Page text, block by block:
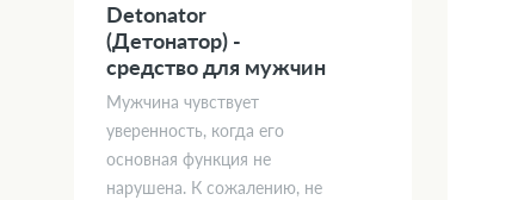
Detonator
(Детонатор) -
средство для мужчин
Мужчина чувствует
уверенность, когда его
основная функция не
нарушена. К сожалению, не